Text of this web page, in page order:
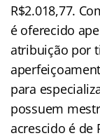
R$2.018,77.
é oferecido
atribuição por
para
possuem
acrescido é de